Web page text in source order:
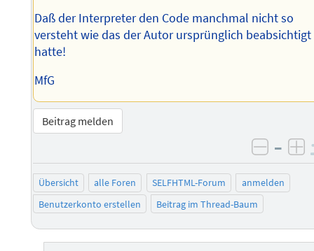
Daß der Interpreter den Code manchmal nicht so
versteht wie das der Autor ursprünglich beabsichtigt
hatte!
MfG
Beitrag melden
–
Übersicht alle Foren SELFHTML-Forum
anmelden
Benutzerkonto erstellen
Beitrag im Thread-Baum